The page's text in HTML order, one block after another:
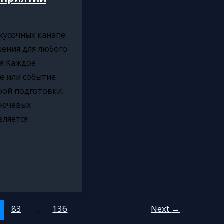
канапе:
для любого
Каждое
или событие
подготовки.
83 … 136 Next →